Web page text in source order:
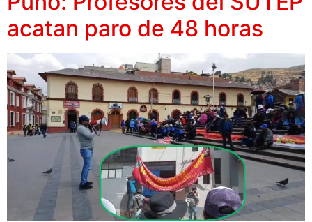
acatan paro de 48 horas